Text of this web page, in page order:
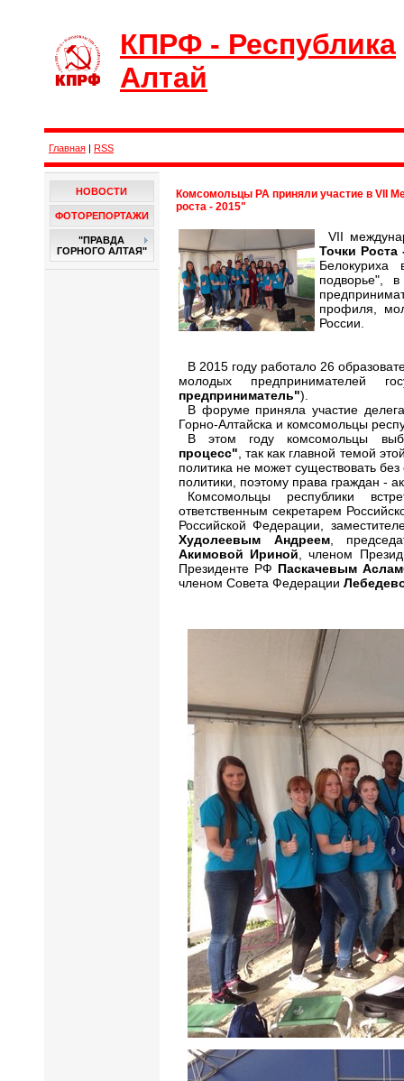
КПРФ - Республика
Алтай
Главная | RSS
НОВОСТИ
ФОТОРЕПОРТАЖИ
"ПРАВДА
ГОРНОГО АЛТАЯ"
Комсомольцы РА приняли участие в VII
роста - 2015"
VII
Точки Роста
Белокуриха
подворье",
профиля,
России.
В 2015 году работало 26
молодых предпринимателей
предприниматель").
В форуме приняла участие
Горно-Алтайска и комсомольцы
В этом году комсомольцы
процесс", так как главной темой
политика не может существовать
политики, поэтому права граждан -
Комсомольцы республики
ответственным секретарем
Российской Федерации,
Худолеевым Андреем,
Акимовой Ириной, членом
Президенте РФ Паскачевым
членом Совета Федерации